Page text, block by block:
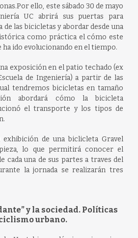
ello, este sábado 30 de mayo
UC abrirá sus puertas para
las bicicletas y abordar desde una
como práctica el cómo este
ido evolucionando en el tiempo.
exposición en el patio techado (ex
de Ingeniería) a partir de las
tendremos bicicletas en tamaño
abordará cómo la bicicleta
el transporte y los tipos de
exhibición de una biclicleta Gravel
lo que permitirá conocer el
cada una de sus partes a traves del
la jornada se realizarán tres
y la sociedad. Políticas
urbano.